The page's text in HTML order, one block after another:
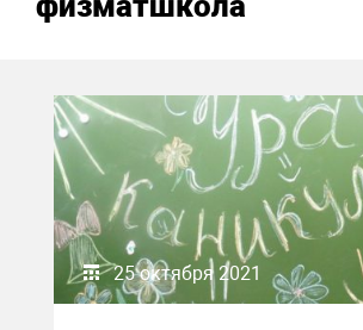
25 октября 2021